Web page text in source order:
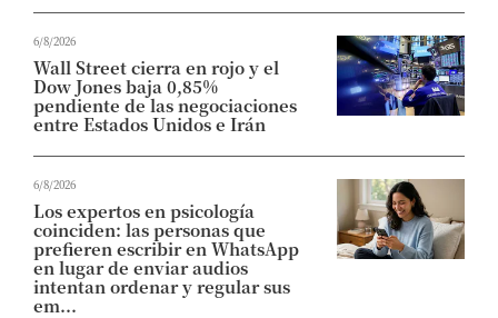
6/8/2026
Wall Street cierra en rojo y el
Dow Jones baja 0,85%
pendiente de las negociaciones
entre Estados Unidos e Irán
6/8/2026
Los expertos en psicología
coinciden: las personas que
prefieren escribir en WhatsApp
en lugar de enviar audios
intentan ordenar y regular sus
em...